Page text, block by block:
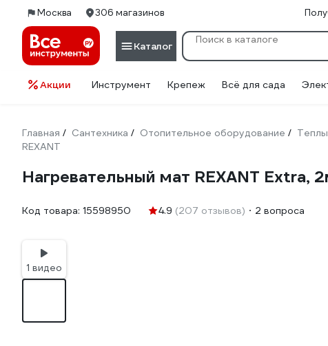
Москва 306 магазинов
Каталог
Акции Инструмент Крепеж Всё для сада
Главная / Сантехника / Отопительное оборудование /
REXANT
Нагревательный мат REXANT
Код товара: 15598950 4.9 (207 отзывов) 2 вопроса
1 видео